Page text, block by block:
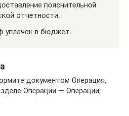
пояснительной
отчетности.
уплачен в бюджет.
документом Операция,
Операции — Операции,